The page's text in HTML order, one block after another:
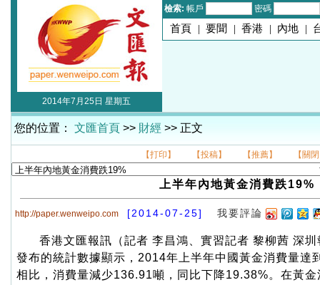
檢索: 帳戶 密碼
首頁 | 要聞 | 香港 | 內地 |
2014年7月25日 星期五
您的位置： 文匯首頁 >> 財經 >> 正文
【打印】 【投稿】 【推薦】 【關
上半年內地黃金消費跌19%
http://paper.wenweipo.com [2014-07-25] 我要評論
香港文匯報訊（記者 李昌鴻、實習記者 黎柳茜 深
發布的統計數據顯示，2014年上半年中國黃金消費量達
相比，消費量減少136.91噸，同比下降19.38%。在黃